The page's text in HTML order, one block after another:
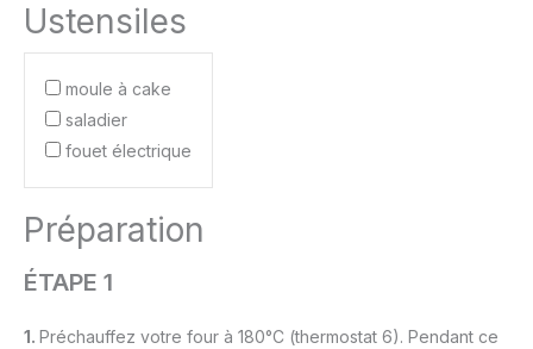
Ustensiles
moule à cake
saladier
fouet électrique
Préparation
ÉTAPE 1
1. Préchauffez votre four à 180°C (thermostat 6). Pendant ce